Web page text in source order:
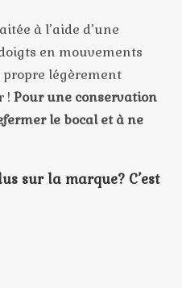
à l’aide d’une
en mouvements
légèrement
!Pour une conservation
le bocal et à ne
sur la marque? C’est